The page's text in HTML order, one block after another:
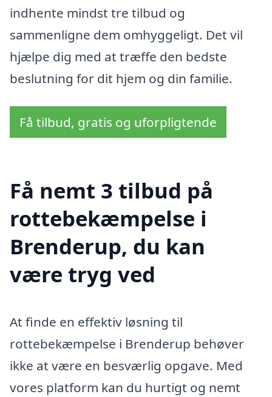
indhente mindst tre tilbud og
sammenligne dem omhyggeligt. Det vil
hjælpe dig med at træffe den bedste
beslutning for dit hjem og din familie.
Få tilbud, gratis og uforpligtende
Få nemt 3 tilbud på
rottebekæmpelse i
Brenderup, du kan
være tryg ved
At finde en effektiv løsning til
rottebekæmpelse i Brenderup behøver
ikke at være en besværlig opgave. Med
vores platform kan du hurtigt og nemt